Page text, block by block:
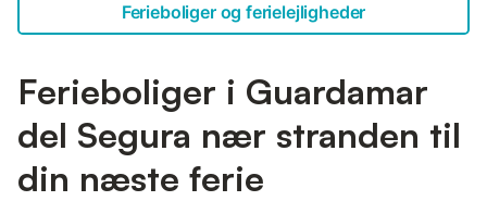
Ferieboliger og ferielejligheder
Ferieboliger i Guardamar
del Segura nær stranden til
din næste ferie